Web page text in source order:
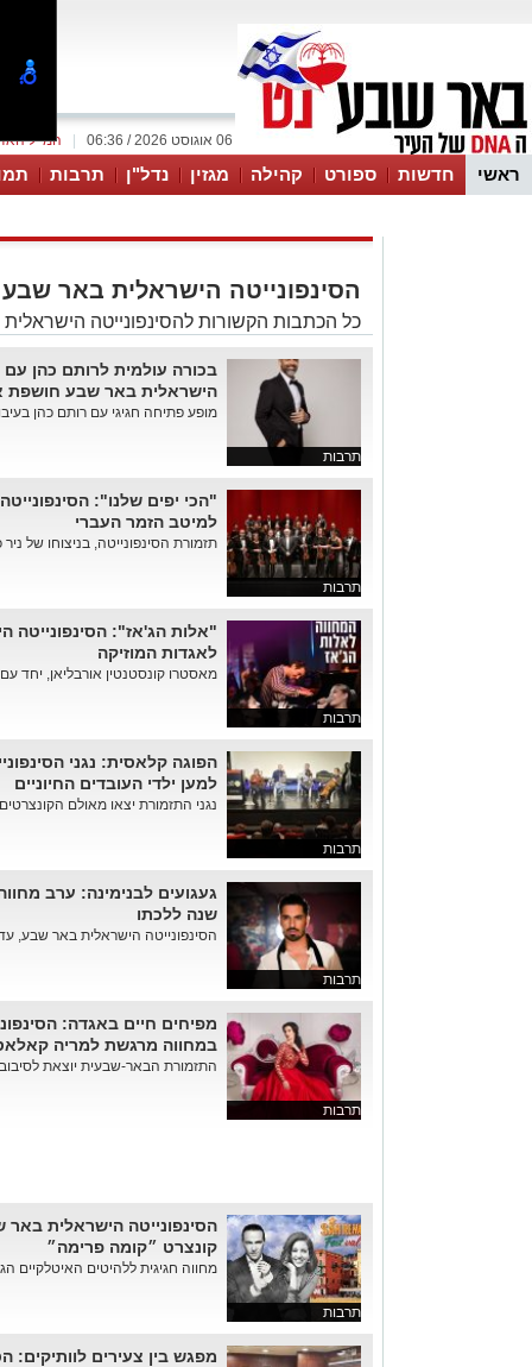
המייל 06 אוגוסט 2026 / 06:36
ראשי חדשות ספורט קהילה מגזין נדל"ן תרבות
הסינפונייטה הישראלית באר שבע
כל הכתבות הקשורות להסינפונייטה
תרבות
בכורה עולמית לרותם כהן עם
הישראלית באר שבע חושפת
מופע פתיחה חגיגי עם רותם כהן
תרבות
"הכי יפים שלנו":
למיטב הזמר העברי
תזמורת הסינפונייטה, בניצוחו של
תרבות
"אלות הג'אז":
לאגדות המוזיקה
מאסטרו קונסטנטין אורבליאן, יחד
תרבות
הפוגה קלאסית: נגני
למען ילדי העובדים החיוניים
נגני התזמורת יצאו מאולם
תרבות
שנה ללכתו
הסינפונייטה הישראלית באר שבע,
תרבות
מפיחים חיים באגדה:
במחווה מרגשת למריה
התזמורת הבאר-שבעית יוצאת
תרבות
הסינפונייטה הישראלית
קונצרט ״קומה פרימה״
מחווה חגיגית ללהיטים האיטלקיים
מפגש בין צעירים לוותיקים: